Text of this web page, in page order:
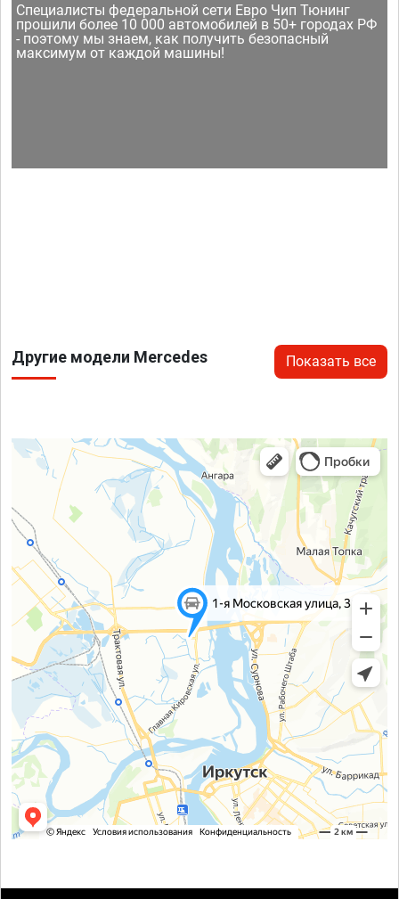
Специалисты федеральной сети Евро Чип Тюнинг
прошили более 10 000 автомобилей в 50+ городах РФ
- поэтому мы знаем, как получить безопасный
максимум от каждой машины!
Другие модели Mercedes Показать все